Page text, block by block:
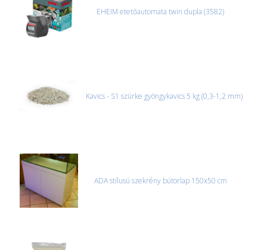
EHEIM etetőautomata twin dupla (3582)
Kavics - S1 szürke gyöngykavics 5 kg (0,3-1,2 mm)
ADA stílusú szekrény bútorlap 150x50 cm